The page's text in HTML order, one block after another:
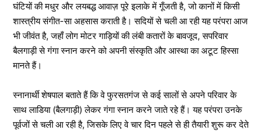
घंटियों की मधुर और लयबद्ध आवाज़ पूरे इलाके में गूँजती है, जो कानों में किसी
शास्त्रीय संगीत-सा अहसास कराती है। सदियों से चली आ रही यह परंपरा आज
भी जीवंत है, जहाँ लोग मोटर गाड़ियों की लंबी कतारों के बावजूद, सपरिवार
बैलगाड़ी से गंगा स्नान करने को अपनी संस्कृति और आस्था का अटूट हिस्सा
मानते हैं।
स्नानार्थी शेषपाल बताते हैं कि वे फुरसतगंज से कई सालों से अपने परिवार के
साथ लाडिया (बैलगाड़ी) लेकर गंगा स्नान करने जाते रहे हैं। यह परंपरा उनके
पूर्वजों से चली आ रही है, जिसके लिए वे चार दिन पहले से ही तैयारी शुरू कर देते